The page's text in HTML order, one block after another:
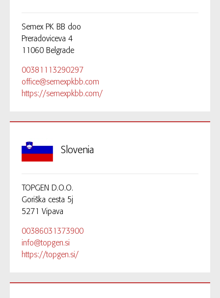
Semex PK BB doo
Preradoviceva 4
11060 Belgrade
00381113290297
office@semexpkbb.com
https://semexpkbb.com/
Slovenia
TOPGEN D.O.O.
Goriška cesta 5j
5271 Vipava
00386031373900
info@topgen.si
https://topgen.si/